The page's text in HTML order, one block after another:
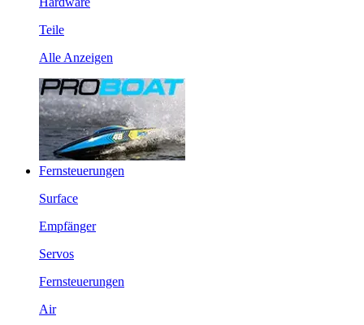
Teile
Alle Anzeigen
Fernsteuerungen
Surface
Empfänger
Servos
Fernsteuerungen
Air